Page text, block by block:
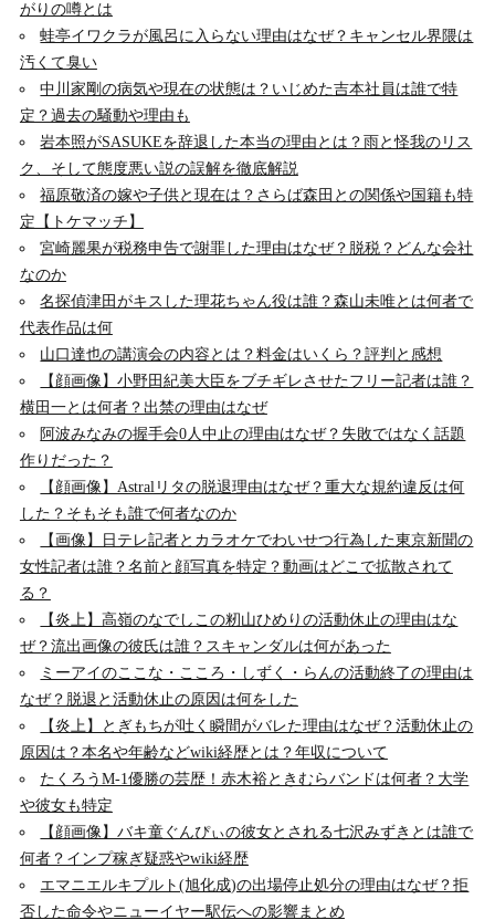
がりの噂とは
蛙亭イワクラが風呂に入らない理由はなぜ？キャンセル界隈は
汚くて臭い
中川家剛の病気や現在の状態は？いじめた吉本社員は誰で特
定？過去の騒動や理由も
岩本照がSASUKEを辞退した本当の理由とは？雨と怪我のリス
ク、そして態度悪い説の誤解を徹底解説
福原敬済の嫁や子供と現在は？さらば森田との関係や国籍も特
定【トケマッチ】
宮崎麗果が税務申告で謝罪した理由はなぜ？脱税？どんな会社
なのか
名探偵津田がキスした理花ちゃん役は誰？森山未唯とは何者で
代表作品は何
山口達也の講演会の内容とは？料金はいくら？評判と感想
【顔画像】小野田紀美大臣をブチギレさせたフリー記者は誰？
横田一とは何者？出禁の理由はなぜ
阿波みなみの握手会0人中止の理由はなぜ？失敗ではなく話題
作りだった？
【顔画像】Astralリタの脱退理由はなぜ？重大な規約違反は何
した？そもそも誰で何者なのか
【画像】日テレ記者とカラオケでわいせつ行為した東京新聞の
女性記者は誰？名前と顔写真を特定？動画はどこで拡散されて
る？
【炎上】高嶺のなでしこの籾山ひめりの活動休止の理由はな
ぜ？流出画像の彼氏は誰？スキャンダルは何があった
ミーアイのここな・こころ・しずく・らんの活動終了の理由は
なぜ？脱退と活動休止の原因は何をした
【炎上】とぎもちが吐く瞬間がバレた理由はなぜ？活動休止の
原因は？本名や年齢などwiki経歴とは？年収について
たくろうM-1優勝の芸歴！赤木裕ときむらバンドは何者？大学
や彼女も特定
【顔画像】バキ童ぐんぴぃの彼女とされる七沢みずきとは誰で
何者？インプ稼ぎ疑惑やwiki経歴
エマニエルキプルト(旭化成)の出場停止処分の理由はなぜ？拒
否した命令やニューイヤー駅伝への影響まとめ